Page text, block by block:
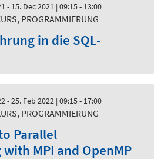
- 15. Dec 2021 | 09:15 - 13:00
PROGRAMMIERUNG
in die SQL-
- 25. Feb 2022 | 09:15 - 17:00
PROGRAMMIERUNG
Parallel
MPI and OpenMP